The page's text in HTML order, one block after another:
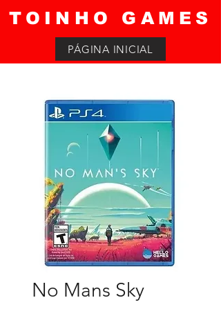
TOINHO GAMES
PÁGINA INICIAL
No Mans Sky